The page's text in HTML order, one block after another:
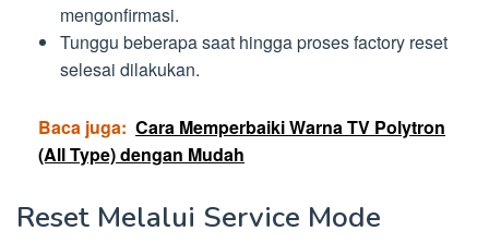
mengonfirmasi.
Tunggu beberapa saat hingga proses factory reset
selesai dilakukan.
Baca juga: Cara Memperbaiki Warna TV Polytron
(All Type) dengan Mudah
Reset Melalui Service Mode